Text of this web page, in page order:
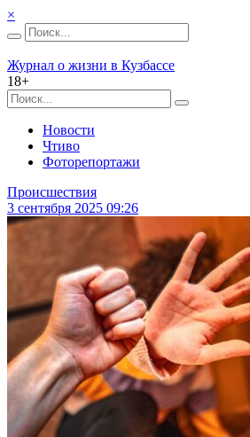
×
Журнал о жизни в Кузбассе
18+
Новости
Чтиво
Фоторепортажи
Происшествия
3 сентября 2025 09:26